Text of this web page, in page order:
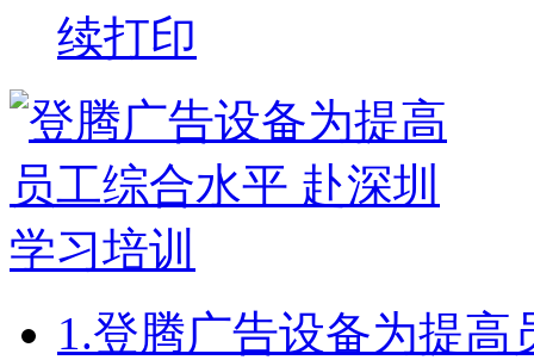
续打印
1.登腾广告设备为提高